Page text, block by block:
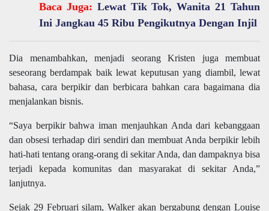
Baca Juga: Lewat Tik Tok, Wanita 21 Tahun
Ini Jangkau 45 Ribu Pengikutnya Dengan Injil
Dia menambahkan, menjadi seorang Kristen juga membuat
seseorang berdampak baik lewat keputusan yang diambil, lewat
bahasa, cara berpikir dan berbicara bahkan cara bagaimana dia
menjalankan bisnis.
“Saya berpikir bahwa iman menjauhkan Anda dari kebanggaan
dan obsesi terhadap diri sendiri dan membuat Anda berpikir lebih
hati-hati tentang orang-orang di sekitar Anda, dan dampaknya bisa
terjadi kepada komunitas dan masyarakat di sekitar Anda,”
lanjutnya.
Sejak 29 Februari silam, Walker akan bergabung dengan Louise